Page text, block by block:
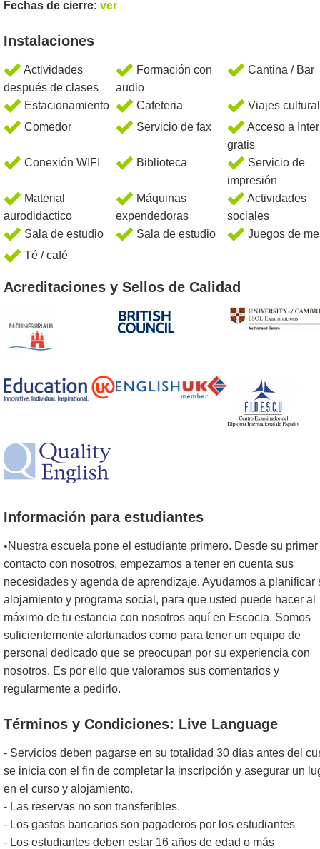
Fechas de cierre: ver
Instalaciones
Actividades
después de clases
Formación con
audio
Cantina / Bar
Estacionamiento Cafeteria
Viajes
Comedor
Servicio de fax
Acceso a
gratis
Conexión WIFI
Biblioteca
Servicio de
impresión
Material
aurodidactico
Máquinas
expendedoras
Actividades
sociales
Sala de estudio
Sala de estudio
Juegos de
Té / café
Acreditaciones y Sellos de Calidad
Información para estudiantes
•Nuestra escuela pone el estudiante primero. Desde su primer
contacto con nosotros, empezamos a tener en cuenta sus
necesidades y agenda de aprendizaje. Ayudamos a planificar
alojamiento y programa social, para que usted puede hacer al
máximo de tu estancia con nosotros aquí en Escocia. Somos
suficientemente afortunados como para tener un equipo de
personal dedicado que se preocupan por su experiencia con
nosotros. Es por ello que valoramos sus comentarios y
regularmente a pedirlo.
Términos y Condiciones: Live Language
- Servicios deben pagarse en su totalidad 30 días antes del
se inicia con el fin de completar la inscripción y asegurar un
en el curso y alojamiento.
- Las reservas no son transferibles.
- Los gastos bancarios son pagaderos por los estudiantes
- Los estudiantes deben estar 16 años de edad o más